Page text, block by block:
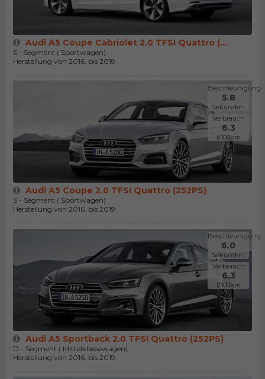
Audi A5 Coupe Cabriolet 2.0 TFSI Quattro (...
S - Segment ( Sportwagen)
Herstellung von 2016. bis 2019.
Beschleunigung
5.8
Sekunden
Verbrauch
6.3
l/100km
Audi A5 Coupe 2.0 TFSI Quattro (252PS)
S - Segment ( Sportwagen)
Herstellung von 2016. bis 2019.
Beschleunigung
6.0
Sekunden
Verbrauch
6.3
l/100km
Audi A5 Sportback 2.0 TFSI Quattro (252PS)
D - Segment ( Mittelklassewagen)
Herstellung von 2016. bis 2019.